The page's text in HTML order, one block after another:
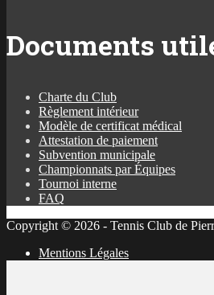
Documents
Charte du Club
Règlement intérieur
Modèle de certificat médical
Attestation de paiement
Subvention municipale
Championnats par Équipes
Tournoi interne
FAQ
Copyright © 2026 - Tennis Club de
Mentions Légales